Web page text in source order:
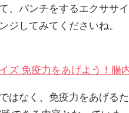
、パンチをするエクササ
ジしてみてくださいね。
ズ 免疫力をあげよう！腸
はなく、免疫力をあげる